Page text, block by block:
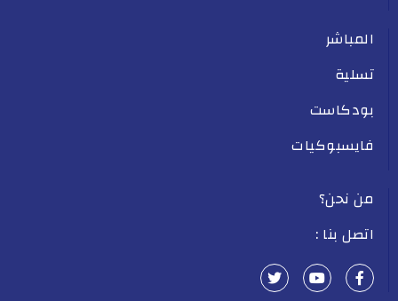
المباشر
تسلية
بودكاست
فايسبوكيات
من نحن؟
اتصل بنا :